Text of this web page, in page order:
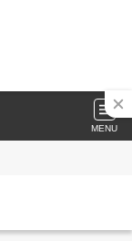
MENU